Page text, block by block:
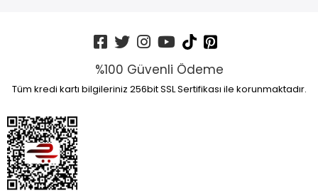
%100 Güvenli Ödeme
Tüm kredi kartı bilgileriniz 256bit SSL Sertifikası ile korunmaktadır.